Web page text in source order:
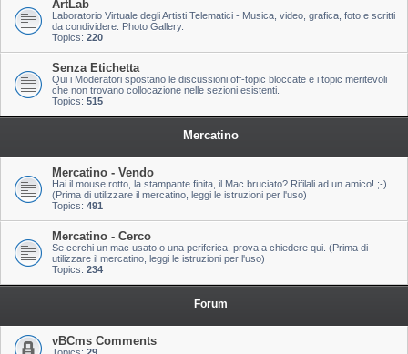
ArtLab
Laboratorio Virtuale degli Artisti Telematici - Musica, video, grafica, foto e scritti
da condividere. Photo Gallery.
Topics: 220
Senza Etichetta
Qui i Moderatori spostano le discussioni off-topic bloccate e i topic meritevoli
che non trovano collocazione nelle sezioni esistenti.
Topics: 515
Mercatino
Mercatino - Vendo
Hai il mouse rotto, la stampante finita, il Mac bruciato? Rifilali ad un amico! ;-)
(Prima di utilizzare il mercatino, leggi le istruzioni per l'uso)
Topics: 491
Mercatino - Cerco
Se cerchi un mac usato o una periferica, prova a chiedere qui. (Prima di
utilizzare il mercatino, leggi le istruzioni per l'uso)
Topics: 234
Forum
vBCms Comments